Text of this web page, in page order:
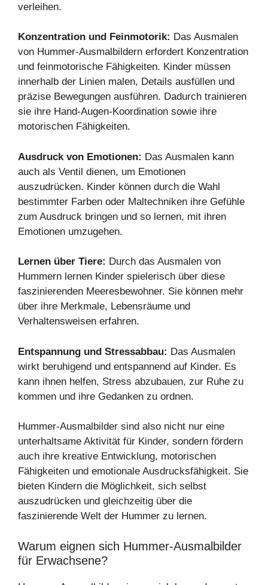
verleihen.
Konzentration und Feinmotorik: Das Ausmalen
von Hummer-Ausmalbildern erfordert Konzentration
und feinmotorische Fähigkeiten. Kinder müssen
innerhalb der Linien malen, Details ausfüllen und
präzise Bewegungen ausführen. Dadurch trainieren
sie ihre Hand-Augen-Koordination sowie ihre
motorischen Fähigkeiten.
Ausdruck von Emotionen: Das Ausmalen kann
auch als Ventil dienen, um Emotionen
auszudrücken. Kinder können durch die Wahl
bestimmter Farben oder Maltechniken ihre Gefühle
zum Ausdruck bringen und so lernen, mit ihren
Emotionen umzugehen.
Lernen über Tiere: Durch das Ausmalen von
Hummern lernen Kinder spielerisch über diese
faszinierenden Meeresbewohner. Sie können mehr
über ihre Merkmale, Lebensräume und
Verhaltensweisen erfahren.
Entspannung und Stressabbau: Das Ausmalen
wirkt beruhigend und entspannend auf Kinder. Es
kann ihnen helfen, Stress abzubauen, zur Ruhe zu
kommen und ihre Gedanken zu ordnen.
Hummer-Ausmalbilder sind also nicht nur eine
unterhaltsame Aktivität für Kinder, sondern fördern
auch ihre kreative Entwicklung, motorischen
Fähigkeiten und emotionale Ausdrucksfähigkeit. Sie
bieten Kindern die Möglichkeit, sich selbst
auszudrücken und gleichzeitig über die
faszinierende Welt der Hummer zu lernen.
Warum eignen sich Hummer-Ausmalbilder
für Erwachsene?